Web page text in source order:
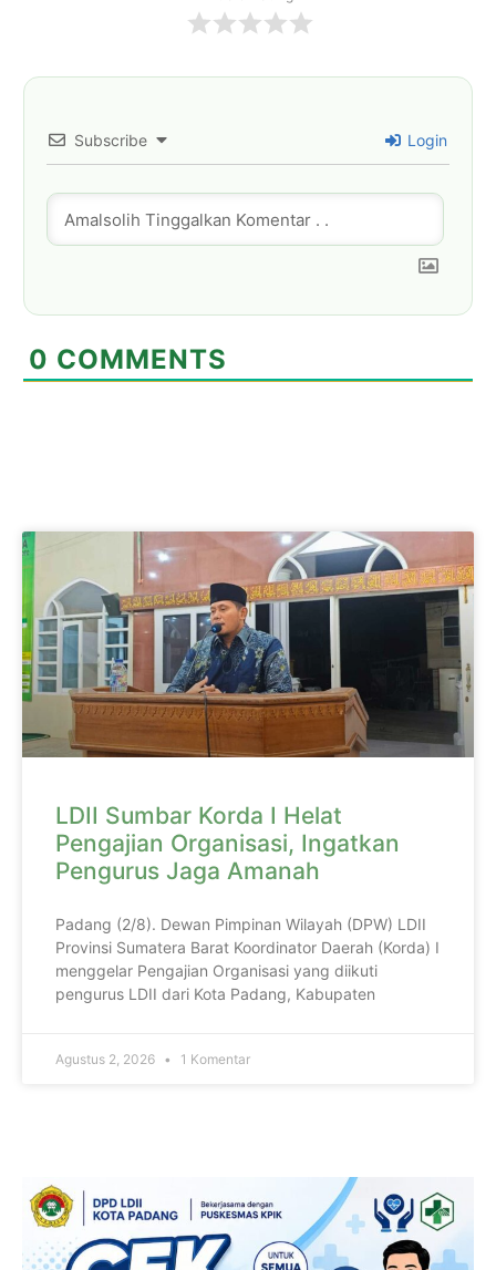
Subscribe Login
0 COMMENTS
LDII Sumbar Korda I Helat
Pengajian Organisasi, Ingatkan
Pengurus Jaga Amanah
Padang (2/8). Dewan Pimpinan Wilayah (DPW) LDII
Provinsi Sumatera Barat Koordinator Daerah (Korda) I
menggelar Pengajian Organisasi yang diikuti
pengurus LDII dari Kota Padang, Kabupaten
Agustus 2, 2026 1 Komentar